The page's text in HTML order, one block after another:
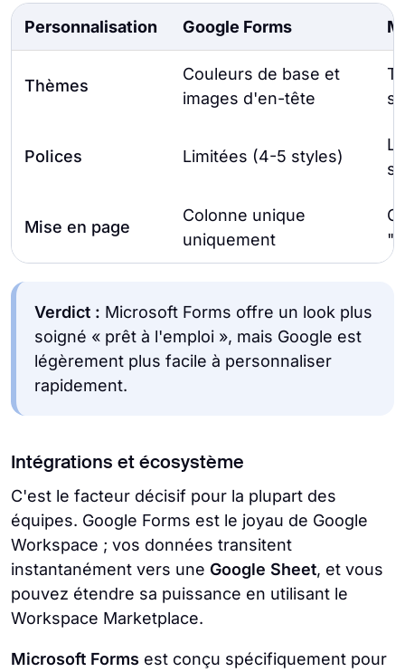
Personnalisation Google Forms
Thèmes
Couleurs de base et
images d'en-tête
Polices Limitées (4-5 styles)
Mise en page
Colonne unique
uniquement
Verdict : Microsoft Forms offre un look plus
soigné « prêt à l'emploi », mais Google est
légèrement plus facile à personnaliser
rapidement.
Intégrations et écosystème
C'est le facteur décisif pour la plupart des
équipes. Google Forms est le joyau de Google
Workspace ; vos données transitent
instantanément vers une Google Sheet, et vous
pouvez étendre sa puissance en utilisant le
Workspace Marketplace.
Microsoft Forms est conçu spécifiquement pour